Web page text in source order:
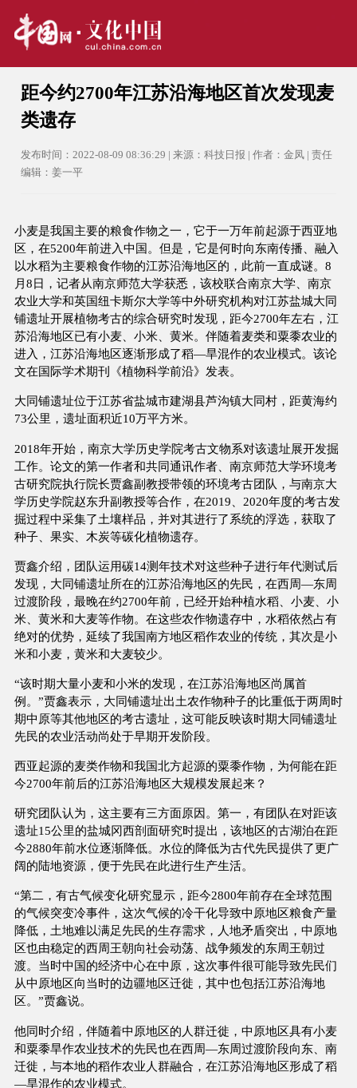
距今约2700年江苏沿海地区首次发现麦
类遗存
发布时间：2022-08-09 08:36:29 | 来源：科技日报 | 作者：金凤 | 责任
编辑：姜一平
小麦是我国主要的粮食作物之一，它于一万年前起源于西亚地
区，在5200年前进入中国。但是，它是何时向东南传播、融入
以水稻为主要粮食作物的江苏沿海地区的，此前一直成谜。8
月8日，记者从南京师范大学获悉，该校联合南京大学、南京
农业大学和英国纽卡斯尔大学等中外研究机构对江苏盐城大同
铺遗址开展植物考古的综合研究时发现，距今2700年左右，江
苏沿海地区已有小麦、小米、黄米。伴随着麦类和粟黍农业的
进入，江苏沿海地区逐渐形成了稻—旱混作的农业模式。该论
文在国际学术期刊《植物科学前沿》发表。
大同铺遗址位于江苏省盐城市建湖县芦沟镇大同村，距黄海约
73公里，遗址面积近10万平方米。
2018年开始，南京大学历史学院考古文物系对该遗址展开发掘
工作。论文的第一作者和共同通讯作者、南京师范大学环境考
古研究院执行院长贾鑫副教授带领的环境考古团队，与南京大
学历史学院赵东升副教授等合作，在2019、2020年度的考古发
掘过程中采集了土壤样品，并对其进行了系统的浮选，获取了
种子、果实、木炭等碳化植物遗存。
贾鑫介绍，团队运用碳14测年技术对这些种子进行年代测试后
发现，大同铺遗址所在的江苏沿海地区的先民，在西周—东周
过渡阶段，最晚在约2700年前，已经开始种植水稻、小麦、小
米、黄米和大麦等作物。在这些农作物遗存中，水稻依然占有
绝对的优势，延续了我国南方地区稻作农业的传统，其次是小
米和小麦，黄米和大麦较少。
“该时期大量小麦和小米的发现，在江苏沿海地区尚属首
例。”贾鑫表示，大同铺遗址出土农作物种子的比重低于两周时
期中原等其他地区的考古遗址，这可能反映该时期大同铺遗址
先民的农业活动尚处于早期开发阶段。
西亚起源的麦类作物和我国北方起源的粟黍作物，为何能在距
今2700年前后的江苏沿海地区大规模发展起来？
研究团队认为，这主要有三方面原因。第一，有团队在对距该
遗址15公里的盐城冈西剖面研究时提出，该地区的古湖泊在距
今2880年前水位逐渐降低。水位的降低为古代先民提供了更广
阔的陆地资源，便于先民在此进行生产生活。
“第二，有古气候变化研究显示，距今2800年前存在全球范围
的气候突变冷事件，这次气候的冷干化导致中原地区粮食产量
降低，土地难以满足先民的生存需求，人地矛盾突出，中原地
区也由稳定的西周王朝向社会动荡、战争频发的东周王朝过
渡。当时中国的经济中心在中原，这次事件很可能导致先民们
从中原地区向当时的边疆地区迁徙，其中也包括江苏沿海地
区。”贾鑫说。
他同时介绍，伴随着中原地区的人群迁徙，中原地区具有小麦
和粟黍旱作农业技术的先民也在西周—东周过渡阶段向东、南
迁徙，与本地的稻作农业人群融合，在江苏沿海地区形成了稻
—旱混作的农业模式。